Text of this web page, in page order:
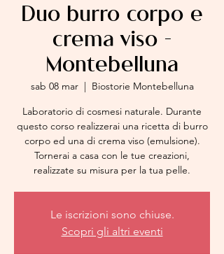
Duo burro corpo e
crema viso -
Montebelluna
sab 08 mar
  |
Biostorie Montebelluna
Laboratorio di cosmesi naturale. Durante
questo corso realizzerai una ricetta di burro
corpo ed una di crema viso (emulsione).
Tornerai a casa con le tue creazioni,
realizzate su misura per la tua pelle.
Le iscrizioni sono chiuse.
Scopri gli altri eventi